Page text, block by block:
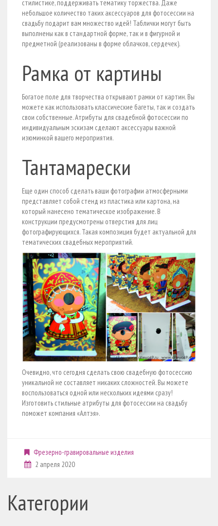
стилистике, поддерживать тематику торжества. Даже
небольшое количество таких аксессуаров для фотосессии на
свадьбу подарит вам множество идей! Таблички могут быть
выполнены как в стандартной форме, так и в фигурной и
предметной (реализованы в форме облачков, сердечек).
Рамка от картины
Богатое поле для творчества открывают рамки от картин. Вы
можете как использовать классические багеты, так и создать
свои собственные. Атрибуты для свадебной фотосессии по
индивидуальным эскизам сделают аксессуары важной
изюминкой вашего мероприятия.
Тантамарески
Еще один способ сделать ваши фотографии атмосферными
представляет собой стенд из пластика или картона, на
который нанесено тематическое изображение. В
конструкции предусмотрены отверстия для лиц
фотографирующихся. Такая композиция будет актуальной для
тематических свадебных мероприятий.
Очевидно, что сегодня сделать свою свадебную фотосессию
уникальной не составляет никаких сложностей. Вы можете
воспользоваться одной или нескольких идеями сразу!
Изготовить стильные атрибуты для фотосессии на свадьбу
поможет компания «Алтэя».
Фрезерно-гравировальные изделия
2 апреля 2020
Категории